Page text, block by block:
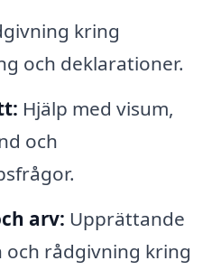
kring
och deklarationer.
Hjälp med visum,
och
arv: Upprättande
och rådgivning kring